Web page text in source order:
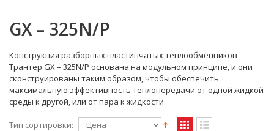
GX – 325N/P
Конструкция разборных пластинчатых теплообменников
Трантер GX – 325N/P основана на модульном принципе, и они
сконструированы таким образом, чтобы обеспечить
максимальную эффективность теплопередачи от одной жидкой
среды к другой, или от пара к жидкости.
Тип сортировки: